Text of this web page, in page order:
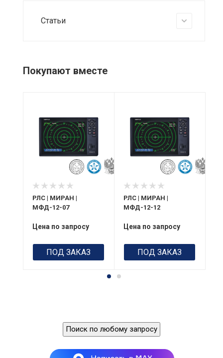
Статьи
Покупают вместе
РЛС | МИРАН |
МФД-12-07
Цена по запросу
ПОД ЗАКАЗ
РЛС | МИРАН |
МФД-12-12
Цена по запросу
ПОД ЗАКАЗ
Поиск по любому запросу